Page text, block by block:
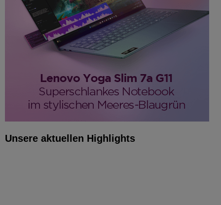
Unsere aktuellen Highlights